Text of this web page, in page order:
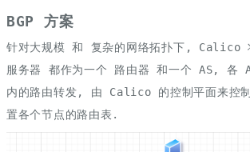
BGP 方案
针对大规模 和 复杂的网络拓扑下, Calico
服务器 都作为一个 路由器 和一个 AS, 各
内的路由转发, 由 Calico 的控制平面来控
置各个节点的路由表.